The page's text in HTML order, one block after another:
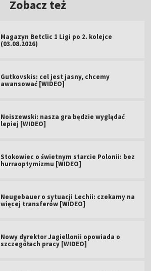
Zobacz też
Magazyn Betclic 1 Ligi po 2. kolejce
(03.08.2026)
Gutkovskis: cel jest jasny, chcemy
awansować [WIDEO]
Noiszewski: nasza gra będzie wyglądać
lepiej [WIDEO]
Stokowiec o świetnym starcie Polonii: bez
hurraoptymizmu [WIDEO]
Neugebauer o sytuacji Lechii: czekamy na
więcej transferów [WIDEO]
Nowy dyrektor Jagiellonii opowiada o
szczegółach pracy [WIDEO]